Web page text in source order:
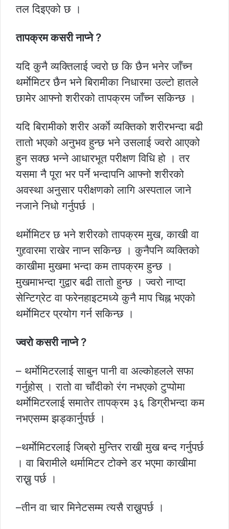
तल दिइएको छ ।
तापक्रम कसरी नाप्ने ?
यदि कुनै व्यक्तिलाई ज्वरो छ कि छैन भनेर जाँच्न
थर्माेमिटर छैन भने बिरामीका निधारमा उल्टो हातले
छामेर आफ्नो शरीरको तापक्रम जाँच्न सकिन्छ ।
यदि बिरामीको शरीर अर्काे व्यक्तिको शरीरभन्दा बढी
तातो भएको अनुभव हुन्छ भने उसलाई ज्वरो आएको
हुन सक्छ भन्ने आधारभूत परीक्षण विधि हो । तर
यसमा नै पूरा भर पर्ने भन्दापनि आफ्नो शरीरको
अवस्था अनुसार परीक्षणको लागि अस्पताल जाने
नजाने निधो गर्नुपर्छ ।
थर्माेमिटर छ भने शरीरको तापक्रम मुख, काखी वा
गुद्द्वारमा राखेर नाप्न सकिन्छ । कुनैपनि व्यक्तिको
काखीमा मुखमा भन्दा कम तापक्रम हुन्छ ।
मुखमाभन्दा गुद्वार बढी तातो हुन्छ । ज्वरो नाप्दा
सेन्टिग्रेट वा फरेनहाइटमध्ये कुनै माप चिह्न भएको
थर्माेमिटर प्रयोग गर्न सकिन्छ ।
ज्वरो कसरी नाप्ने ?
– थर्माेमिटरलाई साबुन पानी वा अल्कोहलले सफा
गर्नुहोस् । रातो वा चाँदीको रंग नभएको टुप्पोमा
थर्माेमिटरलाई समातेर तापक्रम ३६ डिग्रीभन्दा कम
नभएसम्म झड्कार्नुपर्छ ।
–थर्माेमिटरलाई जिब्रो मुन्तिर राखी मुख बन्द गर्नुपर्छ
। वा बिरामीले थर्मामिटर टोक्ने डर भएमा काखीमा
राख्नु पर्छ ।
–तीन वा चार मिनेटसम्म त्यसै राख्नुपर्छ ।